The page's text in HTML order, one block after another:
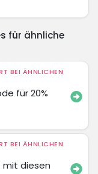
für ähnliche
BEI ÄHNLICHEN
für 20%
BEI ÄHNLICHEN
mit diesen